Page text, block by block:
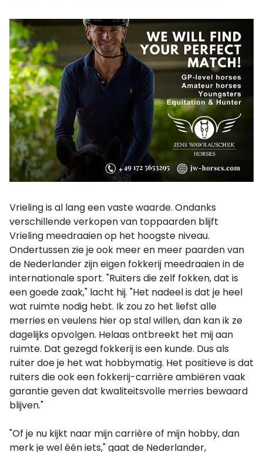
Vrieling is al lang een vaste waarde. Ondanks
verschillende verkopen van toppaarden blijft
Vrieling meedraaien op het hoogste niveau.
Ondertussen zie je ook meer en meer paarden van
de Nederlander zijn eigen fokkerij meedraaien in de
internationale sport. "Ruiters die zelf fokken, dat is
een goede zaak," lacht hij. "Het nadeel is dat je heel
wat ruimte nodig hebt. Ik zou zo het liefst alle
merries en veulens hier op stal willen, dan kan ik ze
dagelijks opvolgen. Helaas ontbreekt het mij aan
ruimte. Dat gezegd fokkerij is een kunde. Dus als
ruiter doe je het wat hobbymatig. Het positieve is dat
ruiters die ook een fokkerij-carrière ambiëren vaak
garantie geven dat kwaliteitsvolle merries bewaard
blijven."
"Of je nu kijkt naar mijn carrière of mijn hobby, dan
merk je wel één iets," gaat de Nederlander,